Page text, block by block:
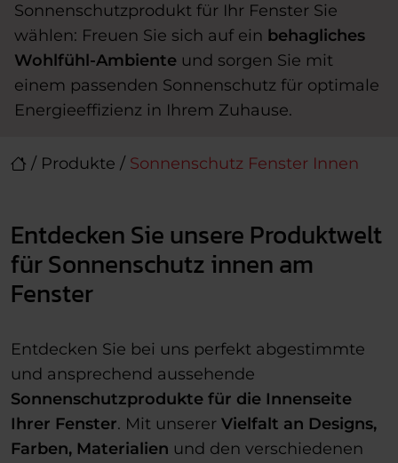
/ Produkte / Sonnenschutz Fenster Innen
Sonnenschutzprodukt für Ihr Fenster Sie
wählen: Freuen Sie sich auf ein behagliches
Wohlfühl-Ambiente und sorgen Sie mit
einem passenden Sonnenschutz für optimale
Energieeffizienz in Ihrem Zuhause.
Entdecken Sie unsere Produktwelt
für Sonnenschutz innen am
Fenster
Entdecken Sie bei uns perfekt abgestimmte
und ansprechend aussehende
Sonnenschutzprodukte für die Innenseite
Ihrer Fenster. Mit unserer Vielfalt an Designs,
Farben, Materialien und den verschiedenen